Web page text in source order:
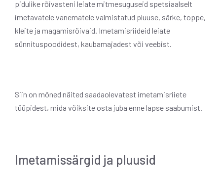
pidulike rõivasteni leiate mitmesuguseid spetsiaalselt
imetavatele vanematele valmistatud pluuse, särke, toppe,
kleite ja magamisrõivaid. Imetamisriideid leiate
sünnituspoodidest, kaubamajadest või veebist.
Siin on mõned näited saadaolevatest imetamisriiete
tüüpidest, mida võiksite osta juba enne lapse saabumist.
Imetamissärgid ja pluusid